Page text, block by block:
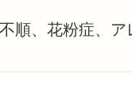
順、花粉症、ア